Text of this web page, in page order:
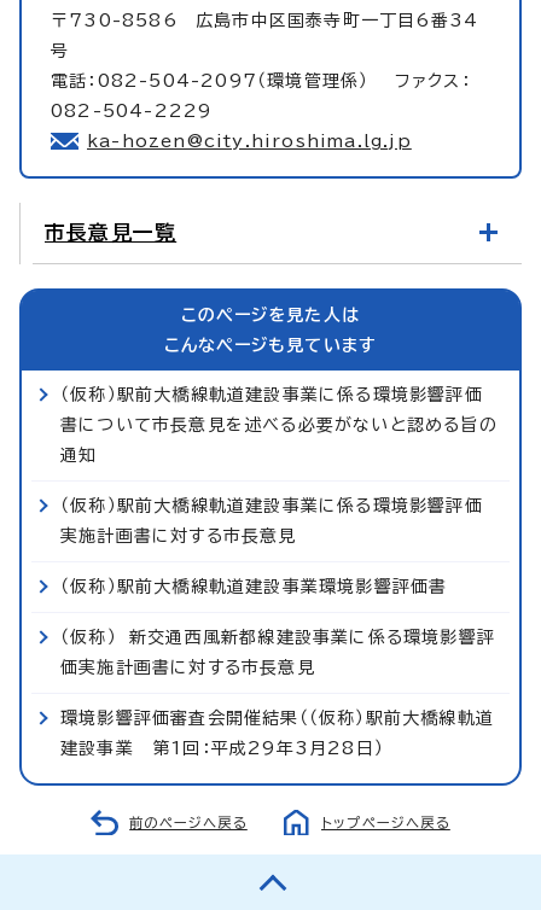
〒730-8586 広島市中区国泰寺町一丁目6番34
号
電話：082-504-2097（環境管理係） ファクス：
082-504-2229
ka-hozen@city.hiroshima.lg.jp
市長意見一覧
このページを見た人は
こんなページも見ています
（仮称）駅前大橋線軌道建設事業に係る環境影響評価
書について市長意見を述べる必要がないと認める旨の
通知
（仮称）駅前大橋線軌道建設事業に係る環境影響評価
実施計画書に対する市長意見
（仮称）駅前大橋線軌道建設事業環境影響評価書
（仮称） 新交通西風新都線建設事業に係る環境影響評
価実施計画書に対する市長意見
環境影響評価審査会開催結果（（仮称）駅前大橋線軌道
建設事業 第1回：平成29年3月28日）
前のページへ戻る トップページへ戻る